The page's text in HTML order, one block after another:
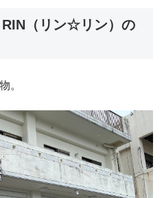
RIN（リン☆リン）の
。